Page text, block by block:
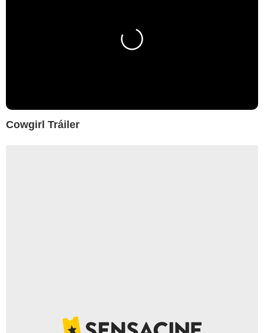
Cowgirl Tráiler